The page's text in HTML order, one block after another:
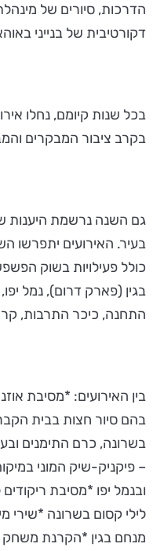
הדרכות, סיורים של
דקורטיבית של בנייני
בכל שנות קיומם, נחלו
בקרב ציבור המבקרים
גם השנה נרשמת היענות
בעיר. האירועים יתפרשו
כולל פעילויות בשוק
בגין (פארק דרום), נמל
התחנה, כיכר התרבות,
בין האירועים: *מסיבת
בהם סיור חצות בבית
בשרונה, כרם התימנים
– פיקניק-שיק המוני
ובנמל יפו *מסיבת
לילי קסום בשרונה *שירי
מנחם בגין *הקרנת משחק